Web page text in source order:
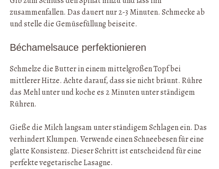
zusammenfallen. Das dauert nur 2-3 Minuten. Schmecke ab
und stelle die Gemüsefüllung beiseite.
Béchamelsauce perfektionieren
Schmelze die Butter in einem mittelgroßen Topf bei
mittlerer Hitze. Achte darauf, dass sie nicht bräunt. Rühre
das Mehl unter und koche es 2 Minuten unter ständigem
Rühren.
Gieße die Milch langsam unter ständigem Schlagen ein. Das
verhindert Klumpen. Verwende einen Schneebesen für eine
glatte Konsistenz. Dieser Schritt ist entscheidend für eine
perfekte vegetarische Lasagne.